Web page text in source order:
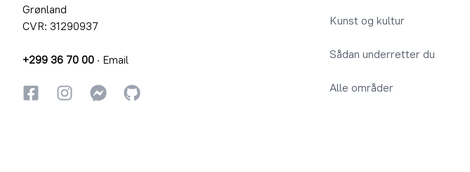
Grønland
CVR: 31290937
+299 36 70 00 · Email
FacebookInstagramInstagram
GitHub
Kunst og kultur
Sådan underretter du
Alle områder